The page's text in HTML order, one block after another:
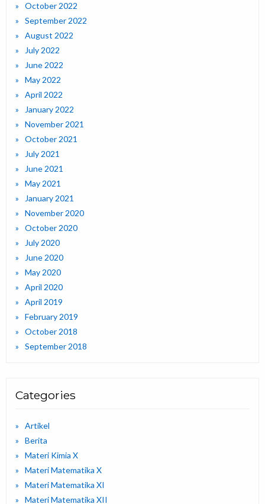
October 2022
September 2022
August 2022
July 2022
June 2022
May 2022
April 2022
January 2022
November 2021
October 2021
July 2021
June 2021
May 2021
January 2021
November 2020
October 2020
July 2020
June 2020
May 2020
April 2020
April 2019
February 2019
October 2018
September 2018
Categories
Artikel
Berita
Materi Kimia X
Materi Matematika X
Materi Matematika XI
Materi Matematika XII